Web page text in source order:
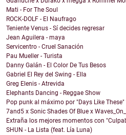
Mati - For The Soul
ROCK-DOLF - El Naufrago
Teniente Venus - Sí decides regresar
Jean Aguilera - maya
Servicentro - Cruel Sanación
Pau Mueller - Turista
Danny Galán - El Color De Tus Besos
Gabriel El Rey del Swing - Ella
Greg Elenis - Atrevida
Elephants Dancing - Reggae Show
Pop punk al máximo por "Days Like These"
7and5 x Sonic Shades Of Blue x
Extraña los mejores momentos con
SHUN - La Lista (feat. Lía Luna)